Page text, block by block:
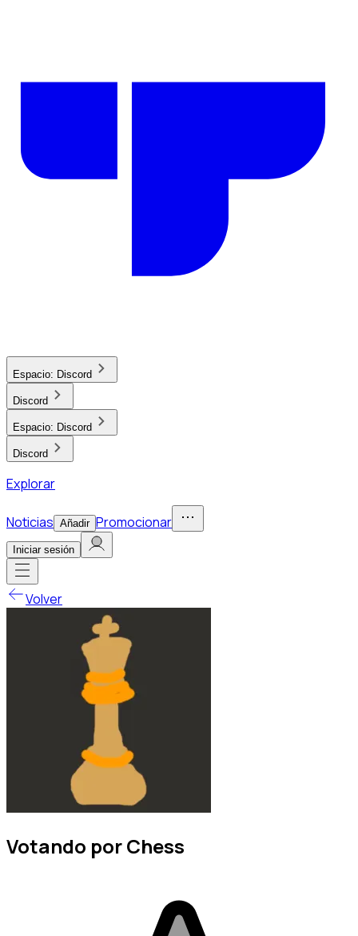
Espacio: Discord
Discord
Espacio: Discord
Discord
Explorar
Noticias Añadir Promocionar
Iniciar sesión
Volver
Votando por Chess